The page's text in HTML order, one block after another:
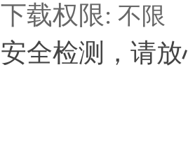
下载权限: 不限
安全检测，请